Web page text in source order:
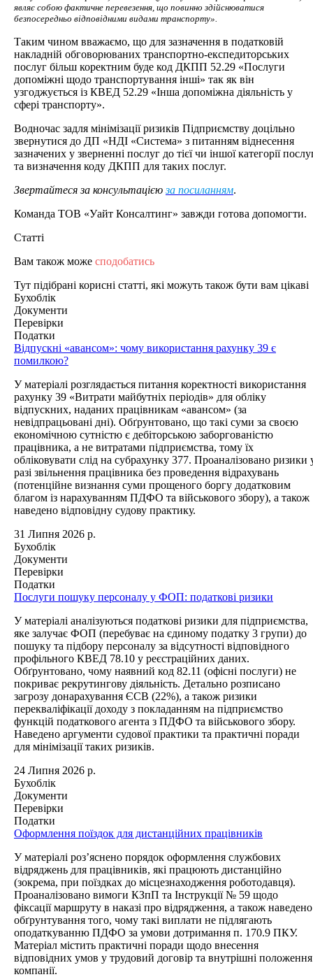
являє собою фактичне перевезення, що повинно здійснюватися
безпосередньо відповідними видами транспорту».
Таким чином вважаємо, що для зазначення в податковій
накладній обговорюваних транспортно-експедиторських
послуг більш коректним буде код ДКПП 52.29 «Послуги
допоміжні щодо транспортування інші» так як він
узгоджується із КВЕД 52.29 «Інша допоміжна діяльність у
сфері транспорту».
Водночас задля мінімізації ризиків Підприємству доцільно
звернутися до ДП «НДІ «Система» з питанням віднесення
зазначених у зверненні послуг до тієї чи іншої категорії
та визначення коду ДКПП для таких послуг.
Звертайтеся за консультацієюза посиланням.
Команда ТОВ «Уайт Консалтинг» завжди готова допомогти.
Статті
Вам також може сподобатись
Тут підібрані корисні статті, які можуть також бути вам цікаві
Бухоблік
Документи
Перевірки
Податки
Відпускні «авансом»: чому використання рахунку 39 є
помилкою?
У матеріалі розглядається питання коректності використання
рахунку 39 «Витрати майбутніх періодів» для обліку
відпускних, наданих працівникам «авансом» (за
невідпрацьовані дні). Обґрунтовано, що такі суми за своєю
економічною сутністю є дебіторською заборгованістю
працівника, а не витратами підприємства, тому їх
обліковувати слід на субрахунку 377. Проаналізовано ризики
разі звільнення працівника без проведення відрахувань
(потенційне визнання суми прощеного боргу додатковим
благом із нарахуванням ПДФО та військового збору), а також
наведено відповідну судову практику.
31 Липня 2026 р.
Бухоблік
Документи
Перевірки
Податки
Послуги пошуку персоналу у ФОП: податкові ризики
У матеріалі аналізуються податкові ризики для підприємства,
яке залучає ФОП (перебуває на єдиному податку 3 групи) до
пошуку та підбору персоналу за відсутності відповідного
профільного КВЕД 78.10 у реєстраційних даних.
Обґрунтовано, чому наявний код 82.11 (офісні послуги) не
покриває рекрутингову діяльність. Детально розписано
загрозу донарахування ЄСВ (22%), а також ризики
перекваліфікації доходу з покладанням на підприємство
функцій податкового агента з ПДФО та військового збору.
Наведено аргументи судової практики та практичні поради
для мінімізації таких ризиків.
24 Липня 2026 р.
Бухоблік
Документи
Перевірки
Податки
Оформлення поїздок для дистанційних працівників
У матеріалі роз’яснено порядок оформлення службових
відряджень для працівників, які працюють дистанційно
(зокрема, при поїздках до місцезнаходження роботодавця).
Проаналізовано вимоги КЗпП та Інструкції № 59 щодо
фіксації маршруту в наказі про відрядження, а також наведено
обґрунтування того, чому такі виплати не підлягають
оподаткуванню ПДФО за умови дотримання п. 170.9 ПКУ.
Матеріал містить практичні поради щодо внесення
відповідних умов у трудовий договір та внутрішні положення
компанії.